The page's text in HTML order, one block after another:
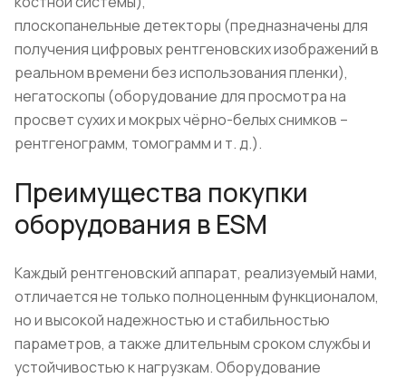
плоскопанельные детекторы (предназначены для
получения цифровых рентгеновских изображений в
реальном времени без использования пленки),
негатоскопы (оборудование для просмотра на
просвет сухих и мокрых чёрно-белых снимков –
рентгенограмм, томограмм и т. д.).
Преимущества покупки
оборудования в ESM
Каждый рентгеновский аппарат, реализуемый нами,
отличается не только полноценным функционалом,
но и высокой надежностью и стабильностью
параметров, а также длительным сроком службы и
устойчивостью к нагрузкам. Оборудование